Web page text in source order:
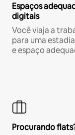
Espaços
digitais
Você viaja a
para uma
e espaço
Procurando